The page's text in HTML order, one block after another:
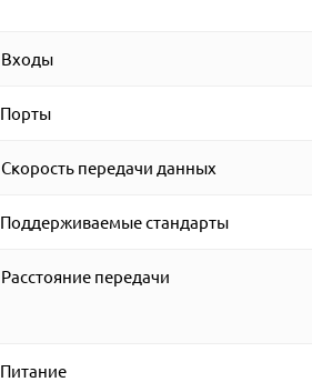
Входы
Порты
Скорость передачи данных
Поддерживаемые стандарты
Расстояние передачи
Питание